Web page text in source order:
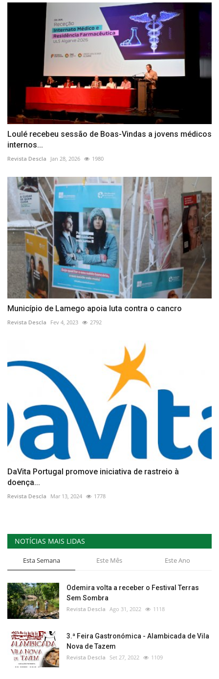
Loulé recebeu sessão de Boas-Vindas a jovens médicos
internos...
Revista Descla Jan 28, 2026 1980
Município de Lamego apoia luta contra o cancro
Revista Descla Fev 4, 2023 2792
DaVita Portugal promove iniciativa de rastreio à
doença...
Revista Descla Mar 13, 2024 1778
NOTÍCIAS MAIS LIDAS
Esta Semana Este Mês Este Ano
Odemira volta a receber o Festival Terras
Sem Sombra
Revista Descla Ago 31, 2022 1118
3.ª Feira Gastronómica - Alambicada de Vila
Nova de Tazem
Revista Descla Set 27, 2022 1109